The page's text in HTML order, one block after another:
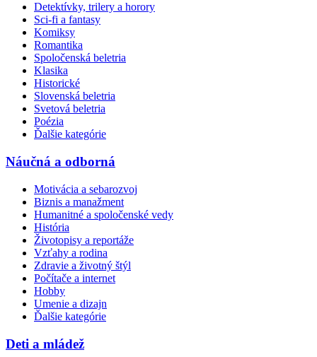
Detektívky, trilery a horory
Sci-fi a fantasy
Komiksy
Romantika
Spoločenská beletria
Klasika
Historické
Slovenská beletria
Svetová beletria
Poézia
Ďalšie kategórie
Náučná a odborná
Motivácia a sebarozvoj
Biznis a manažment
Humanitné a spoločenské vedy
História
Životopisy a reportáže
Vzťahy a rodina
Zdravie a životný štýl
Počítače a internet
Hobby
Umenie a dizajn
Ďalšie kategórie
Deti a mládež